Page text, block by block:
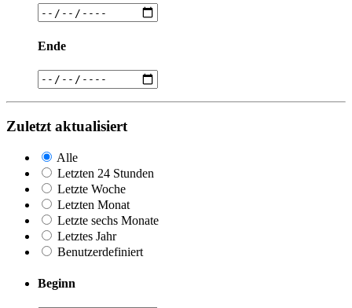
Ende
Zuletzt aktualisiert
Alle
Letzten 24 Stunden
Letzte Woche
Letzten Monat
Letzte sechs Monate
Letztes Jahr
Benutzerdefiniert
Beginn